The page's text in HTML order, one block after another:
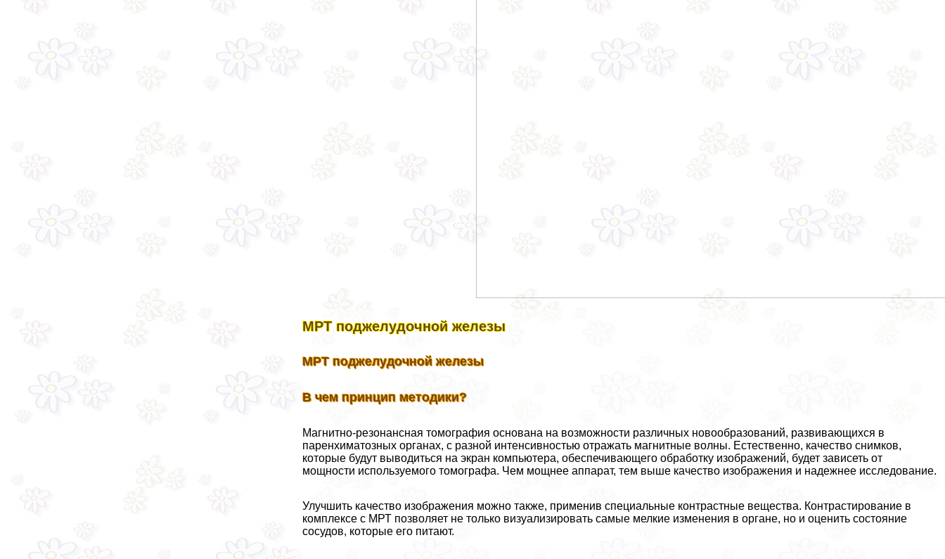
МРТ поджелудочной железы
МРТ поджелудочной железы
В чем принцип методики?
Магнитно-резонансная томография основана на возможности различных новообразований, развивающихся в
паренхиматозных органах, с разной интенсивностью отражать магнитные волны. Естественно, качество снимков,
которые будут выводиться на экран компьютера, обеспечивающего обработку изображений, будет зависеть от
мощности используемого томографа. Чем мощнее аппарат, тем выше качество изображения и надежнее исследование.
Улучшить качество изображения можно также, применив специальные контрастные вещества. Контрастирование в
комплексе с МРТ позволяет не только визуализировать самые мелкие изменения в органе, но и оценить состояние
сосудов, которые его питают.